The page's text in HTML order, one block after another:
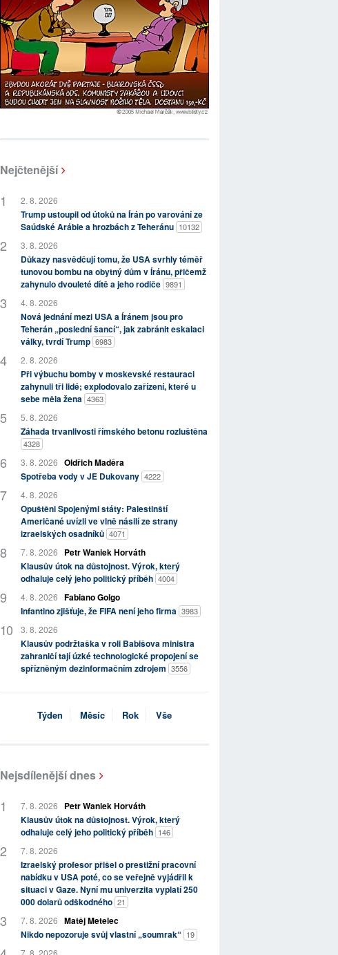
Nejčtenější
2. 8. 2026
Trump ustoupil od útoků na Írán po varování ze
Saúdské Arábie a hrozbách z Teheránu 10132
3. 8. 2026
Důkazy nasvědčují tomu, že USA svrhly téměř
tunovou bombu na obytný dům v Íránu, přičemž
zahynulo dvouleté dítě a jeho rodiče 9891
4. 8. 2026
Nová jednání mezi USA a Íránem jsou pro
Teherán „poslední šancí“, jak zabránit eskalaci
války, tvrdí Trump 6983
2. 8. 2026
Při výbuchu bomby v moskevské restauraci
zahynuli tři lidé; explodovalo zařízení, které u
sebe měla žena 4363
5. 8. 2026
Záhada trvanlivosti římského betonu rozluštěna
4328
3. 8. 2026 Oldřich Maděra
Spotřeba vody v JE Dukovany 4222
4. 8. 2026
Opuštěni Spojenými státy: Palestinští
Američané uvízli ve vlně násilí ze strany
izraelských osadníků 4071
7. 8. 2026
Petr Waniek Horváth
Klausův útok na důstojnost. Výrok, který
odhaluje celý jeho politický příběh 4004
4. 8. 2026 Fabiano Golgo
Infantino zjišťuje, že FIFA není jeho firma 3983
3. 8. 2026
Klausův podržtaška v roli Babišova ministra
zahraničí tají úzké technologické propojení se
spřízněným dezinformačním zdrojem 3556
Týden Měsíc Rok Vše
Nejsdílenější dnes
7. 8. 2026
Petr Waniek Horváth
Klausův útok na důstojnost. Výrok, který
odhaluje celý jeho politický příběh 146
7. 8. 2026
Izraelský profesor přišel o prestižní pracovní
nabídku v USA poté, co se veřejně vyjádřil k
situaci v Gaze. Nyní mu univerzita vyplatí 250
000 dolarů odškodného 21
7. 8. 2026 Matěj Metelec
Nikdo nepozoruje svůj vlastní „soumrak“ 19
7. 8. 2026